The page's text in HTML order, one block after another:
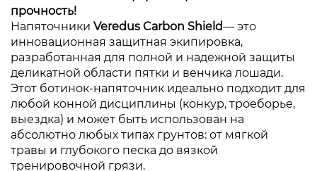
прочность!
Напяточники Veredus Carbon Shield— это
инновационная защитная экипировка,
разработанная для полной и надежной защиты
деликатной области пятки и венчика лошади.
Этот ботинок-напяточник идеально подходит для
любой конной дисциплины (конкур, троеборье,
выездка) и может быть использован на
абсолютно любых типах грунтов: от мягкой
травы и глубокого песка до вязкой
тренировочной грязи.